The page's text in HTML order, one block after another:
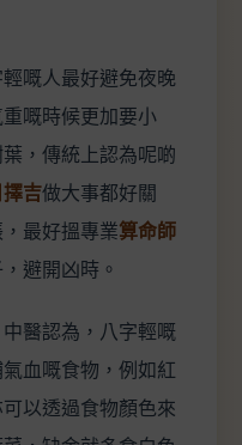
嘅人最好避免夜晚
重嘅時候更加要小
，傳統上認為呢啲
吉做大事都好關
最好搵專業算命師
避開凶時。
醫認為，八字輕嘅
血嘅食物，例如紅
以透過食物顏色來